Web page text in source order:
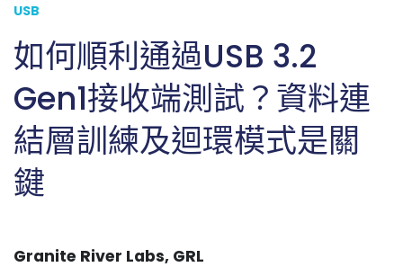
USB
如何順利通過USB 3.2
Gen1接收端測試？資料連
結層訓練及迴環模式是關
鍵
Granite River Labs, GRL